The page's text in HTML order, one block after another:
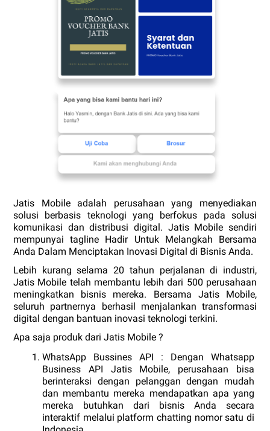
Jatis Mobile adalah perusahaan yang menyediakan
solusi berbasis teknologi yang berfokus pada solusi
komunikasi dan distribusi digital. Jatis Mobile sendiri
mempunyai tagline Hadir Untuk Melangkah Bersama
Anda Dalam Menciptakan Inovasi Digital di Bisnis Anda.
Lebih kurang selama 20 tahun perjalanan di industri,
Jatis Mobile telah membantu lebih dari 500 perusahaan
meningkatkan bisnis mereka. Bersama Jatis Mobile,
seluruh partnernya berhasil menjalankan transformasi
digital dengan bantuan inovasi teknologi terkini.
Apa saja produk dari Jatis Mobile ?
WhatsApp Bussines API : Dengan Whatsapp
Business API Jatis Mobile, perusahaan bisa
berinteraksi dengan pelanggan dengan mudah
dan membantu mereka mendapatkan apa yang
mereka butuhkan dari bisnis Anda secara
interaktif melalui platform chatting nomor satu di